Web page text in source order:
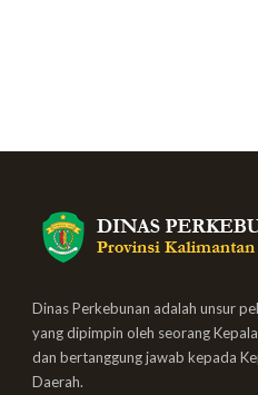
Dinas Perkebunan adalah unsur
yang dipimpin oleh seorang
dan bertanggung jawab kepada
Daerah.